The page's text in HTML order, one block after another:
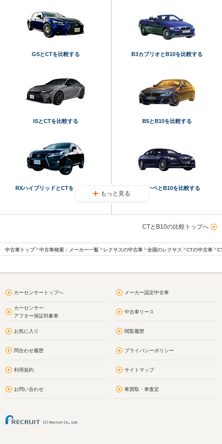
GSとCTを比較する
ISとCTを比較する
RXハイブリッドとCTを比較する
B3カブリオとB10を比較する
B5とB10を比較する
B6クーペとB10を比較する
もっと見る
CTとB10の比較トップへ
中古車トップ 中古車検索：メーカー一覧 レクサスの中古車 全国のレクサス CTの中古車
カーセンサートップへ メーカー認定中古車
カーセンサー
アフター保証対象車
中古車リース
お気に入り 閲覧履歴
問合わせ履歴 プライバシーポリシー
利用規約 サイトマップ
お問い合わせ 車買取・車査定